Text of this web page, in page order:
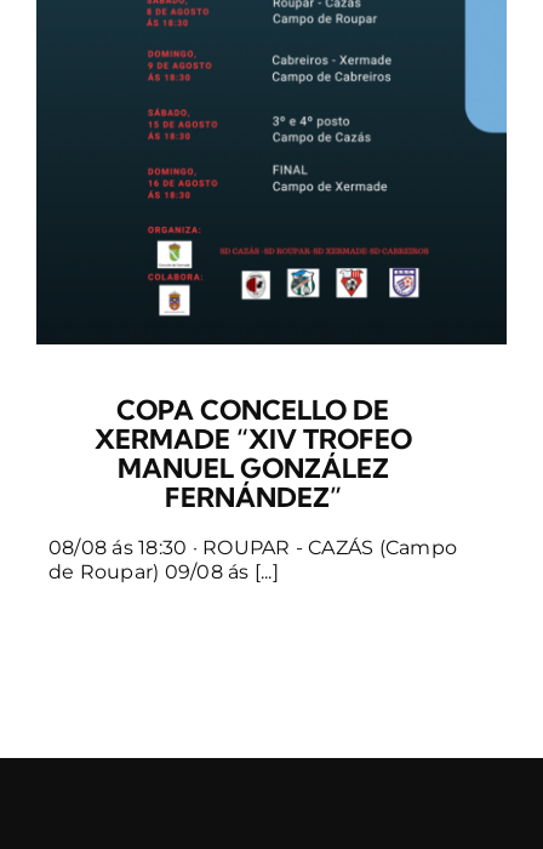
COPA CONCELLO DE
XERMADE “XIV TROFEO
MANUEL GONZÁLEZ
FERNÁNDEZ”
08/08 ás 18:30 · ROUPAR - CAZÁS (Campo
de Roupar) 09/08 ás [...]